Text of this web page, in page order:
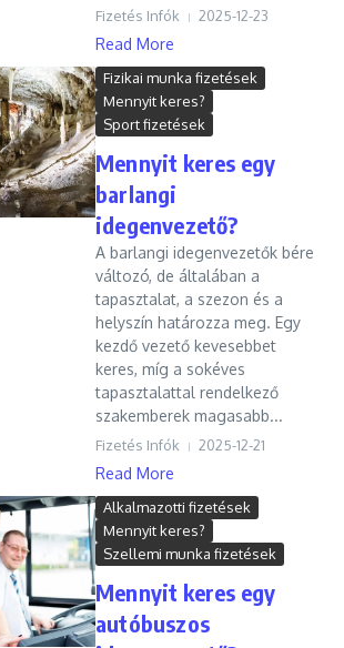
Fizetés Infók 2025-12-23
Read More
Fizikai munka fizetések
Mennyit keres?
Sport fizetések
Mennyit keres egy
barlangi
idegenvezető?
A barlangi idegenvezetők bére
változó, de általában a
tapasztalat, a szezon és a
helyszín határozza meg. Egy
kezdő vezető kevesebbet
keres, míg a sokéves
tapasztalattal rendelkező
szakemberek magasabb...
Fizetés Infók 2025-12-21
Read More
Alkalmazotti fizetések
Mennyit keres?
Szellemi munka fizetések
Mennyit keres egy
autóbuszos